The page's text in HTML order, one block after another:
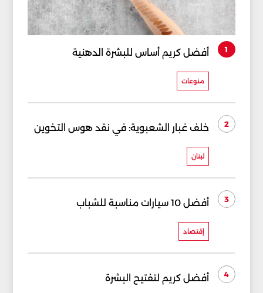
1 أفضل كريم أساس للبشرة الدهنية
منوعات
2 خلف غبار الشعبوية: في نقد هوس التخوين
لبنان
3 أفضل 10 سيارات مناسبة للشباب
إقتصاد
4 أفضل كريم لتفتيح البشرة